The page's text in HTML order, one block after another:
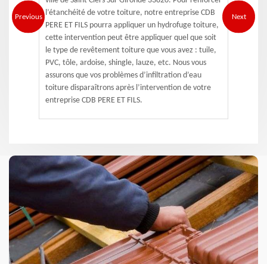
Previous l’étanchéité de votre toiture, notre entreprise CDB
PERE ET FILS pourra appliquer un hydrofuge toiture,
cette intervention peut être appliquer quel que soit
le type de revêtement toiture que vous avez : tuile,
PVC, tôle, ardoise, shingle, lauze, etc. Nous vous
assurons que vos problèmes d’infiltration d’eau
toiture disparaîtrons après l’intervention de votre
entreprise CDB PERE ET FILS.
Next